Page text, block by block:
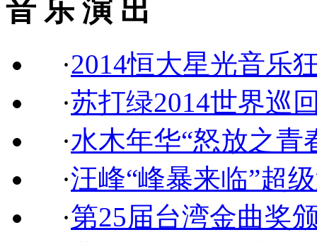
音 乐 演 出
·2014恒大星光音乐
·苏打绿2014世界巡
·水木年华“怒放之青
·汪峰“峰暴来临”超
·第25届台湾金曲奖